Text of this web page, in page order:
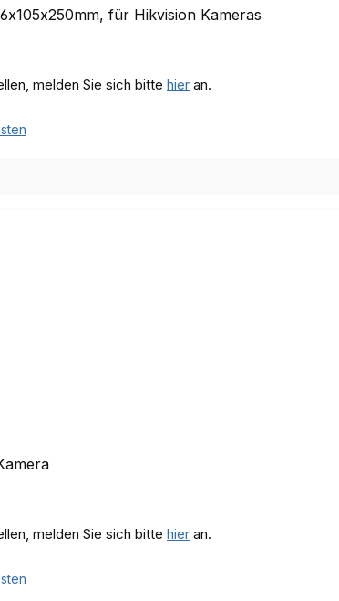
für Hikvision Kameras
melden Sie sich bitte hier an.
melden Sie sich bitte hier an.